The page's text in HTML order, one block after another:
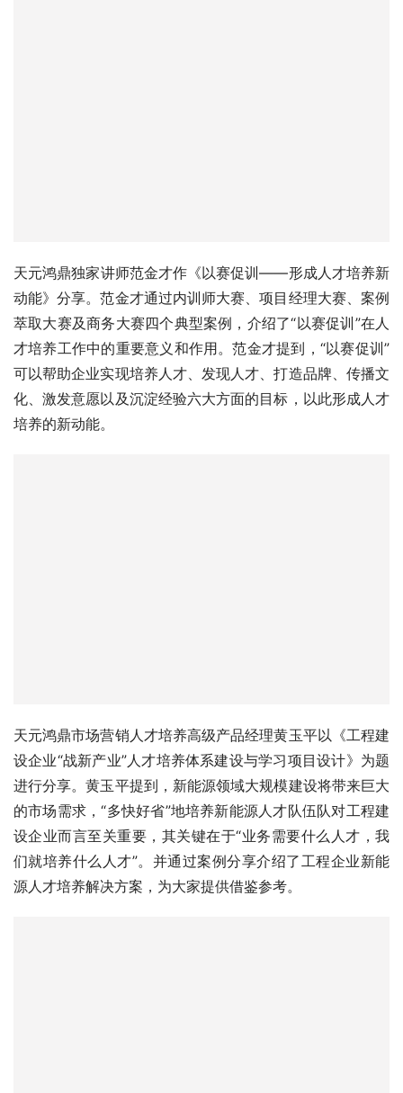
天元鸿鼎独家讲师范金才作《以赛促训——形成人才培养新
动能》分享。范金才通过内训师大赛、项目经理大赛、案例
萃取大赛及商务大赛四个典型案例，介绍了“以赛促训”在人
才培养工作中的重要意义和作用。范金才提到，“以赛促训”
可以帮助企业实现培养人才、发现人才、打造品牌、传播文
化、激发意愿以及沉淀经验六大方面的目标，以此形成人才
培养的新动能。
天元鸿鼎市场营销人才培养高级产品经理黄玉平以《工程建
设企业“战新产业”人才培养体系建设与学习项目设计》为题
进行分享。黄玉平提到，新能源领域大规模建设将带来巨大
的市场需求，“多快好省”地培养新能源人才队伍队对工程建
设企业而言至关重要，其关键在于“业务需要什么人才，我
们就培养什么人才”。并通过案例分享介绍了工程企业新能
源人才培养解决方案，为大家提供借鉴参考。